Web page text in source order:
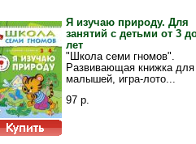
Я изучаю природу. Для
занятий с детьми от 3
лет
"Школа семи гномов".
Развивающая книжка для
малышей, игра-лото...
97 р.